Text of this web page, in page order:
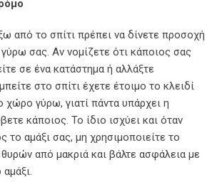
από το σπίτι πρέπει να δίνετε προσοχή
γύρω σας. Αν νομίζετε ότι κάποιος σας
σε ένα κατάστημα ή αλλάξτε
στο σπίτι έχετε έτοιμο το κλειδί
χώρο γύρω, γιατί πάντα υπάρχει η
κάποιος. Το ίδιο ισχύει και όταν
το αμάξι σας, μη χρησιμοποιείτε το
από μακριά και βάλτε ασφάλεια με